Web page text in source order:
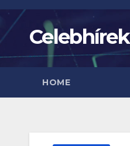
Skip
content Celebhírek
HOME